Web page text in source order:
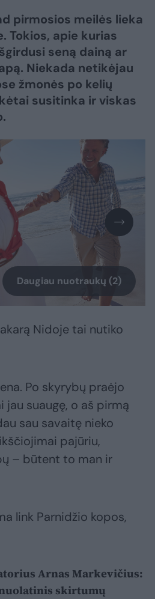
pirmosios meilės lieka
Tokios, apie kurias
seną dainą ar
Niekada netikėjau
žmonės po kelių
susitinka ir viskas
Daugiau nuotraukų (2)
Nidoje tai nutiko
Po skyrybų praėjo
jau suaugę, o aš pirmą
sau savaitę nieko
pajūriu,
– būtent to man ir
link Parnidžio kopos,
Arnas Markevičius:
skirtumų